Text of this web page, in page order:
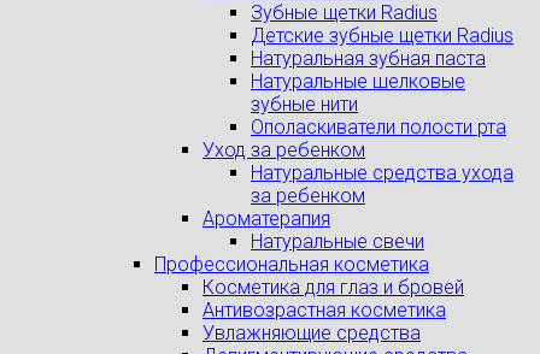
Зубные щетки Radius
Детские зубные щетки Radius
Натуральная зубная паста
Натуральные шелковые
зубные нити
Ополаскиватели полости рта
Уход за ребенком
Натуральные средства ухода
за ребенком
Ароматерапия
Натуральные свечи
Профессиональная косметика
Косметика для глаз и бровей
Антивозрастная косметика
Увлажняющие средства